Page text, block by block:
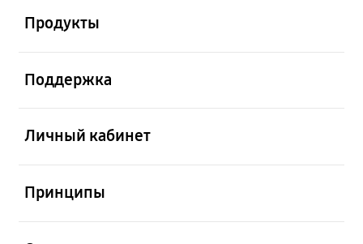
Продукты
Поддержка
Личный кабинет
Принципы